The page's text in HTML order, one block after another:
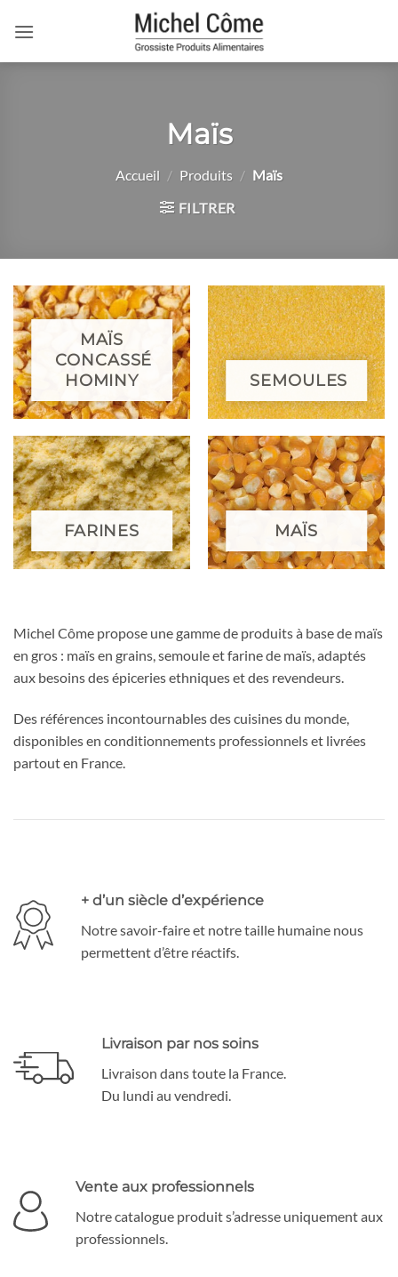
Maïs
Accueil / Produits / Maïs
FILTRER
MAÏS
CONCASSÉ
HOMINY
SEMOULES
FARINES MAÏS
Michel Côme propose une gamme de produits à base de maïs
en gros : maïs en grains, semoule et farine de maïs, adaptés
aux besoins des épiceries ethniques et des revendeurs.
Des références incontournables des cuisines du monde,
disponibles en conditionnements professionnels et livrées
partout en France.
+ d’un siècle d’expérience
Notre savoir-faire et notre taille humaine nous
permettent d’être réactifs.
Livraison par nos soins
Livraison dans toute la France.
Du lundi au vendredi.
Vente aux professionnels
Notre catalogue produit s’adresse uniquement aux
professionnels.